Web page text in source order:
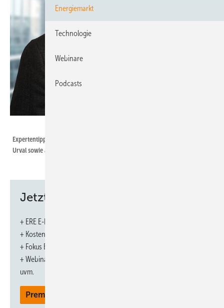
Expertentipp von Volker Schulz, Partner & Director von Mercuri
Urval sowie als Team­leiter in Hamburg tätig
Für Vorstand, Geschäftsführung und Personaler ­bedeutet
das: Zukunftskompetenzen identifizieren und gezielt ­
entwickeln.
sind. Ereignisse wie der Krieg in der Ukraine, die explosionsartige
Weiterentwicklung Künstlicher Intelligenz oder neue handelspolitische
Jetzt weiterlesen und profitieren.
+ ERE E-Paper-Ausgabe – jeden Monat neu
+ Kostenfreien Zugang zu unserem Online-Archiv
+ Fokus ERE: Sonderhefte (PDF)
+ Webinare und Veranstaltungen mit Rabatten
uvm.
Premium Mitgliedschaft
Energiemarkt
Technologie
Webinare
Podcasts